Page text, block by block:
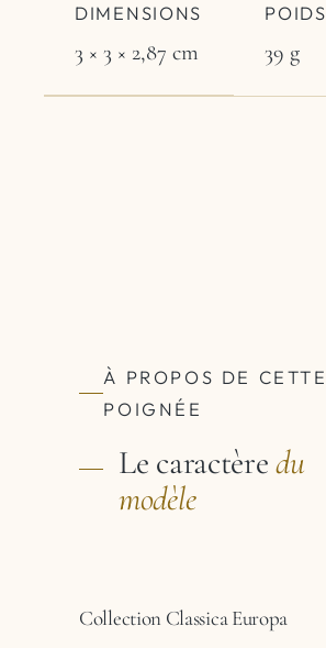
DIMENSIONS
3 × 3 × 2,87 cm
POIDS
39 g
À PROPOS DE CETTE
POIGNÉE
Le caractèredu
modèle
Collection Classica Europa